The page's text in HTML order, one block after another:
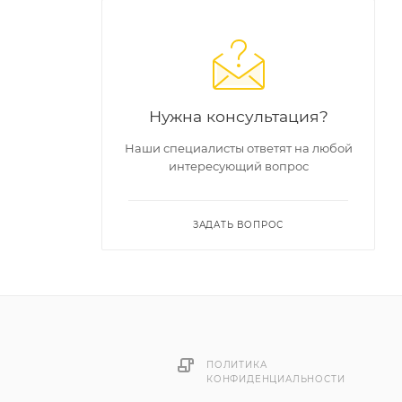
Нужна консультация?
Наши специалисты ответят на любой
интересующий вопрос
ЗАДАТЬ ВОПРОС
ПОЛИТИКА
КОНФИДЕНЦИАЛЬНОСТИ